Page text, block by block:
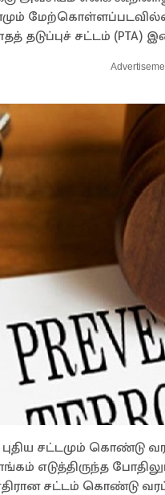
தடுப்புச் சட்டம்
புதிய சட்டமும் கொண்டு
எடுத்திருந்த
சட்டம் கொண்டு